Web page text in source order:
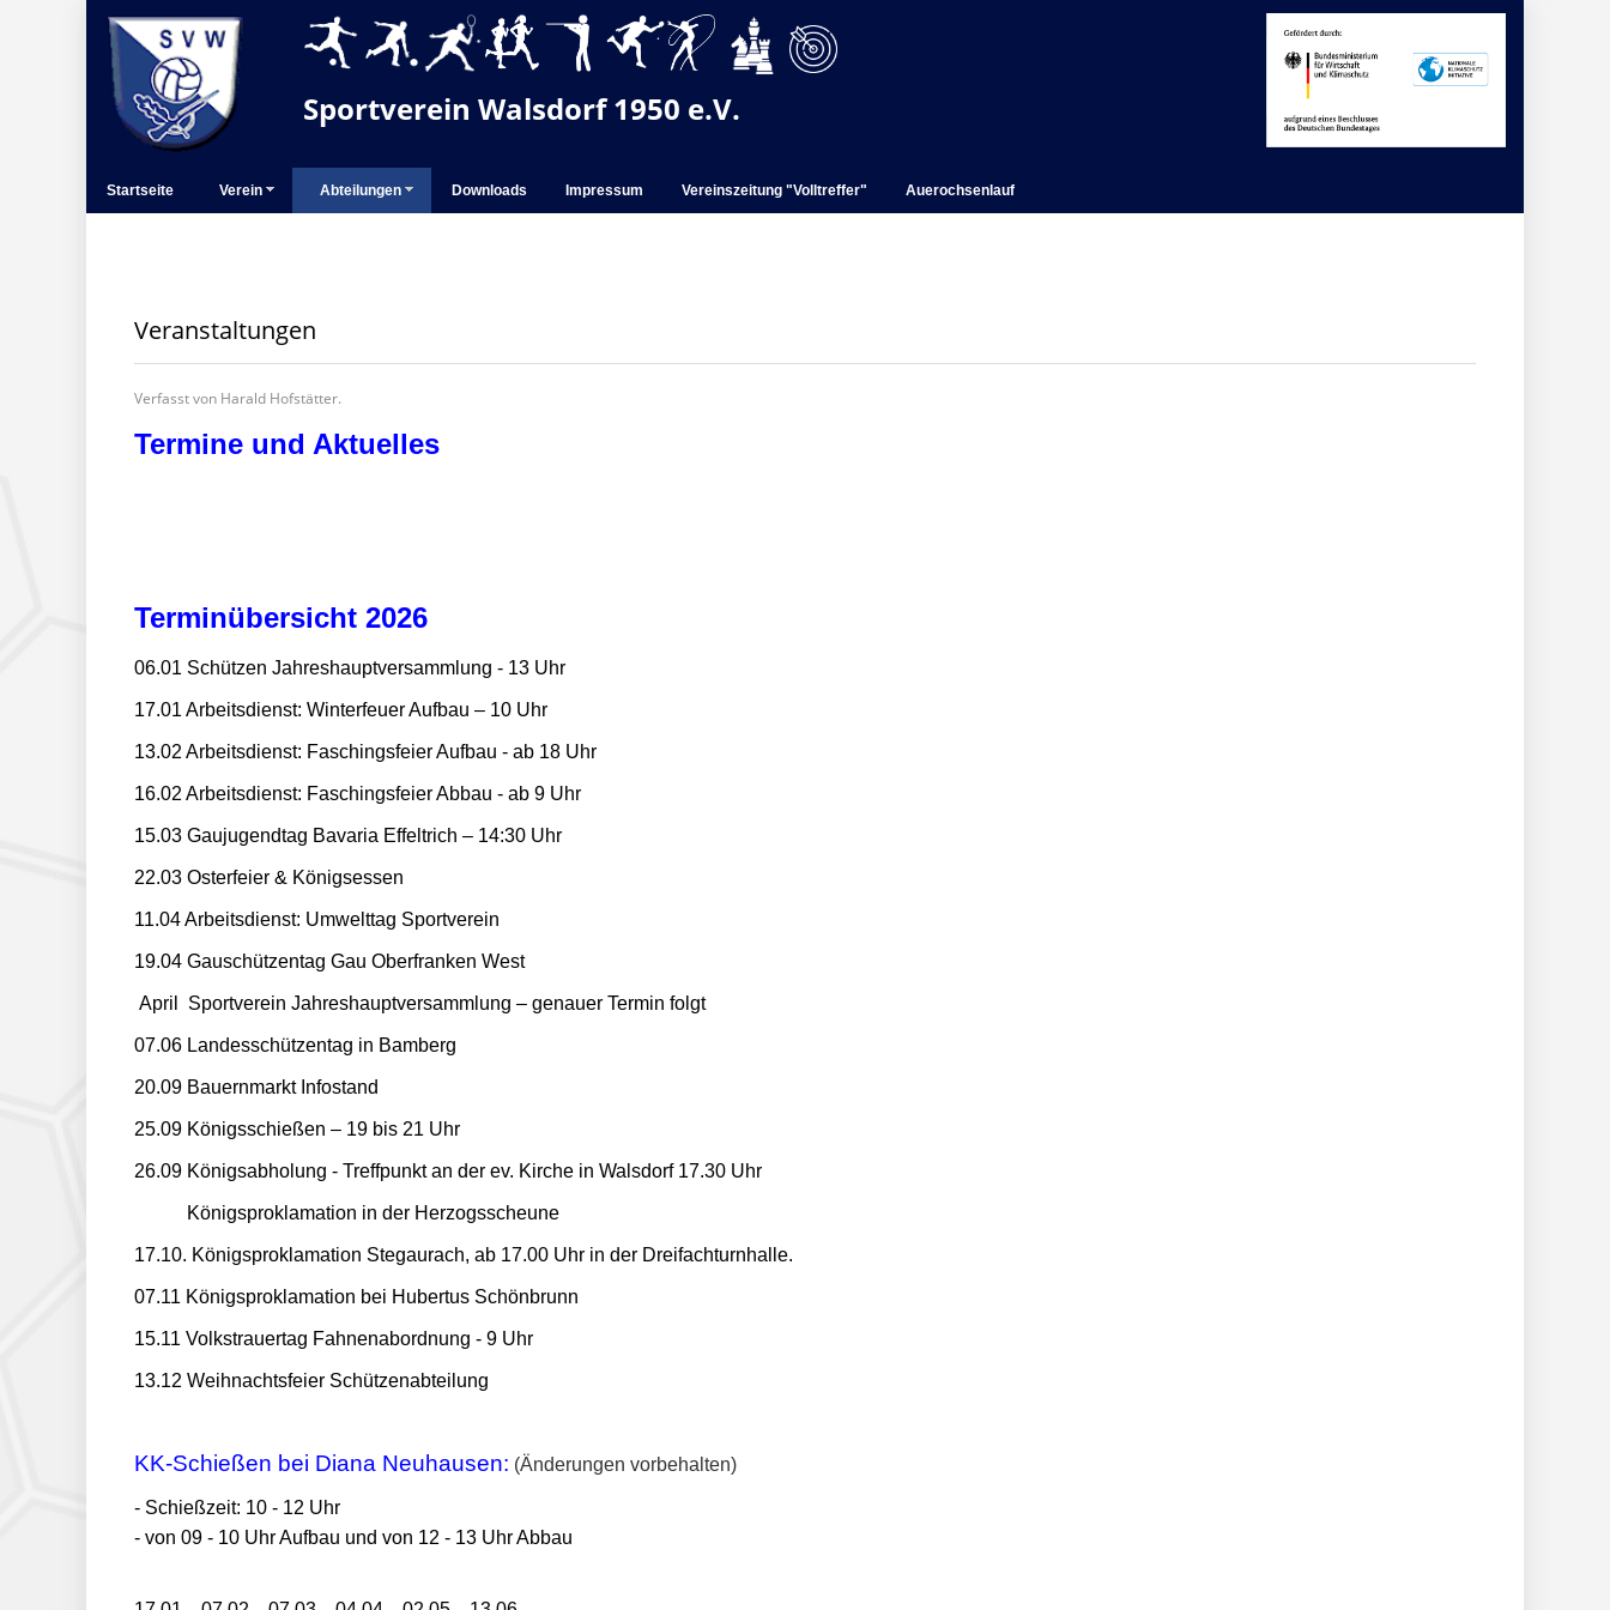
Sportverein Walsdorf 1950 e.V.
Startseite Verein Abteilungen Downloads Impressum Vereinszeitung "Volltreffer" Auerochsenlauf
Veranstaltungen
Verfasst von Harald Hofstätter.
Termine und Aktuelles
Terminübersicht 2026
06.01 Schützen Jahreshauptversammlung - 13 Uhr
17.01 Arbeitsdienst: Winterfeuer Aufbau – 10 Uhr
13.02 Arbeitsdienst: Faschingsfeier Aufbau - ab 18 Uhr
16.02 Arbeitsdienst: Faschingsfeier Abbau - ab 9 Uhr
15.03 Gaujugendtag Bavaria Effeltrich – 14:30 Uhr
22.03 Osterfeier & Königsessen
11.04 Arbeitsdienst: Umwelttag Sportverein
19.04 Gauschützentag Gau Oberfranken West
April Sportverein Jahreshauptversammlung – genauer Termin folgt
07.06 Landesschützentag in Bamberg
20.09 Bauernmarkt Infostand
25.09 Königsschießen – 19 bis 21 Uhr
26.09 Königsabholung - Treffpunkt an der ev. Kirche in Walsdorf 17.30 Uhr
Königsproklamation in der Herzogsscheune
17.10. Königsproklamation Stegaurach, ab 17.00 Uhr in der Dreifachturnhalle.
07.11 Königsproklamation bei Hubertus Schönbrunn
15.11 Volkstrauertag Fahnenabordnung - 9 Uhr
13.12 Weihnachtsfeier Schützenabteilung
KK-Schießen bei Diana Neuhausen: (Änderungen vorbehalten)
- Schießzeit: 10 - 12 Uhr
- von 09 - 10 Uhr Aufbau und von 12 - 13 Uhr Abbau